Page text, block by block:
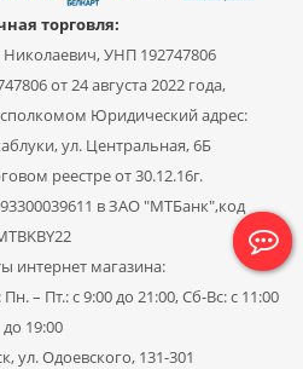
торговля:
УНП 192747806
от 24 августа 2022 года,
Юридический адрес:
ул. Центральная, 6Б
реестре от 30.12.16г.
в ЗАО "МТБанк",код
интернет магазина:
– Пт.: с 9:00 до 21:00, Сб-Вс: с 11:00
до 19:00
ул. Одоевского, 131-301